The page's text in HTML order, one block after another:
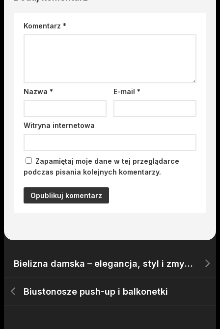
Komentarz *
Nazwa * E-mail*
Witryna internetowa
Zapamiętaj moje dane w tej przeglądarce
podczas pisania kolejnych komentarzy.
Bielizna damska – elegancja, styl i zmysłowość
Biustonosze push-up i balkonetki